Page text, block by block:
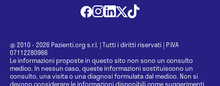
@ 2010 - 2026 Pazienti.org s.r.l. | Tutti i diritti riservati | P.IVA
07112280966
Le informazioni proposte in questo sito non sono un consulto
medico. In nessun caso, queste informazioni sostituiscono un
consulto, una visita o una diagnosi formulata dal medico. Non si